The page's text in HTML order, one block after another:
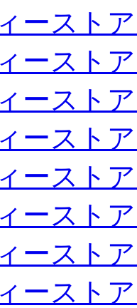
ースト
ースト
ースト
ースト
ースト
ースト
ースト
ースト